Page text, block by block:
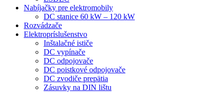
Nabíjačky pre elektromobily
DC stanice 60 kW – 120 kW
Rozvádzače
Elektropríslušenstvo
Inštalačné ističe
DC vypínače
DC odpojovače
DC poistkové odpojovače
DC zvodiče prepätia
Zásuvky na DIN lištu